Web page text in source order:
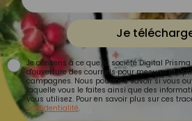
Je
Je consens à ce que la société Digital
d'ouverture des courriels pour mesurer et
campagnes. Nous pourrons savoir si vous
laquelle vous le faites ainsi que des
vous utilisez. Pour en savoir plus sur ces
confidentialité.